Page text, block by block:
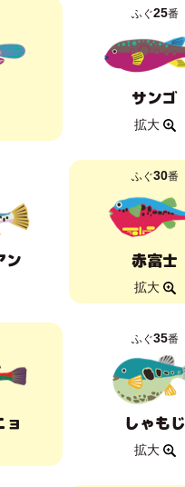
ふぐ25番
サンゴ
拡大
ン
ふぐ30番
赤富士
拡大
ョ
ふぐ35番
しゃもじ
拡大